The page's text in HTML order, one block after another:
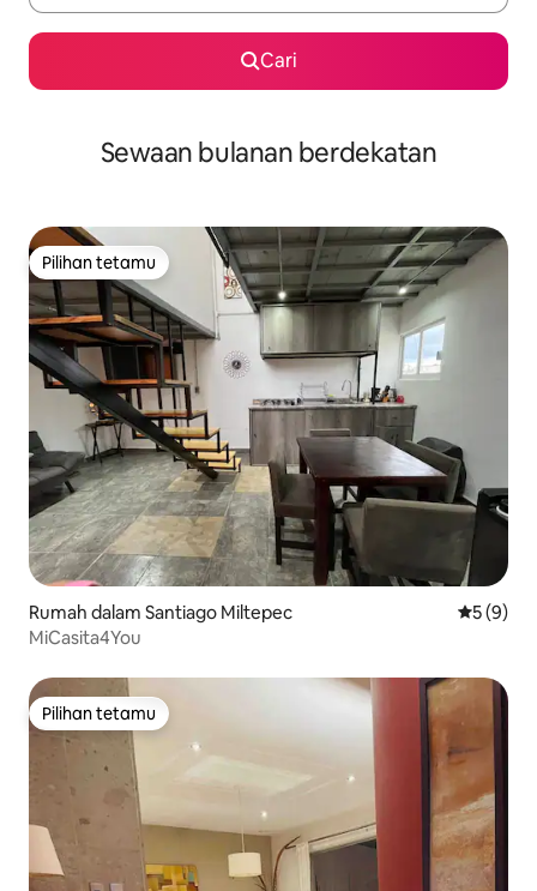
Cari
Sewaan bulanan berdekatan
Pilihan tetamu
Pilihan tetamu
Rumah dalam Santiago Miltepec
5 (9)
MiCasita4You
Pilihan tetamu
Pilihan tetamu